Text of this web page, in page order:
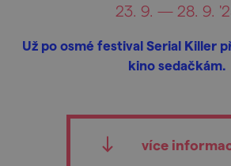
23. 9. — 28. 9.
Už po osmé festival Serial Killer
kino sedačkám.
více